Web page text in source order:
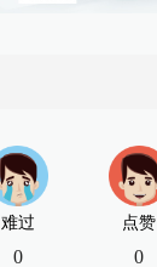
难过
0
点赞
0